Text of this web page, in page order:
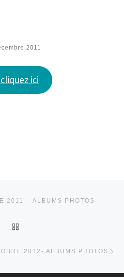
2011
ici
2011 – ALBUMS PHOTOS
2012- ALBUMS PHOTOS